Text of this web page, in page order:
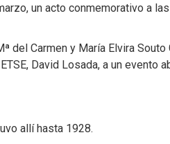
un acto conmemorativo a
Carmen y María Elvira
David Losada, a un evento
allí hasta 1928.